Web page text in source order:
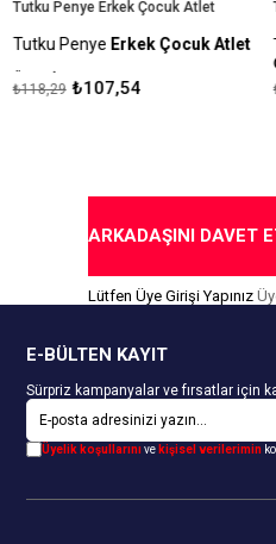
Tutku Penye Erkek Çocuk Atlet
Tutku PenyeErkek Çocuk Atlet
Ürün İçeriği: %100 Pamuk
₺107,54
₺118,29
ARKADAŞINI DAVET
Lütfen Üye Girişi Yapınız
E-BÜLTEN KAYIT
Sürpriz kampanyalar ve fırsatlar için
Üyelik koşullarınıve kişisel verilerimin